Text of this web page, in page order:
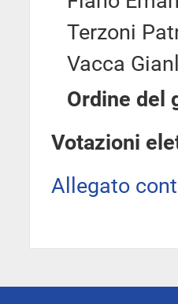
Terzoni
Vacca
Ordine del
Votazioni
Allegato